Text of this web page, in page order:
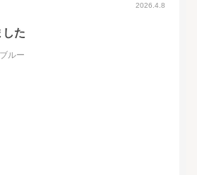
2026.4.8
した
ルー